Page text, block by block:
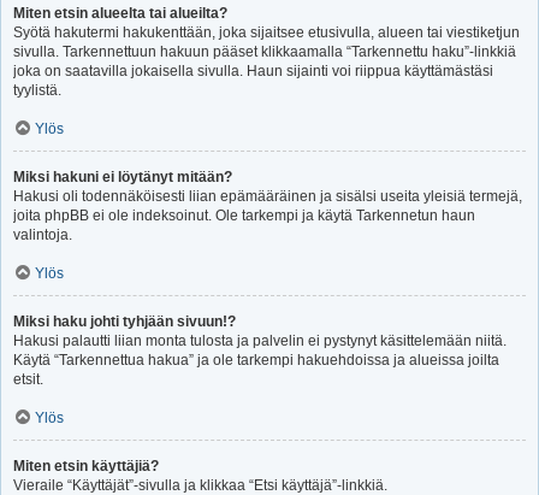
Miten etsin alueelta tai alueilta?
Syötä hakutermi hakukenttään, joka sijaitsee etusivulla, alueen tai viestiketjun
sivulla. Tarkennettuun hakuun pääset klikkaamalla “Tarkennettu haku”-linkkiä
joka on saatavilla jokaisella sivulla. Haun sijainti voi riippua käyttämästäsi
tyylistä.
Ylös
Miksi hakuni ei löytänyt mitään?
Hakusi oli todennäköisesti liian epämääräinen ja sisälsi useita yleisiä termejä,
joita phpBB ei ole indeksoinut. Ole tarkempi ja käytä Tarkennetun haun
valintoja.
Ylös
Miksi haku johti tyhjään sivuun!?
Hakusi palautti liian monta tulosta ja palvelin ei pystynyt käsittelemään niitä.
Käytä “Tarkennettua hakua” ja ole tarkempi hakuehdoissa ja alueissa joilta
etsit.
Ylös
Miten etsin käyttäjiä?
Vieraile “Käyttäjät”-sivulla ja klikkaa “Etsi käyttäjä”-linkkiä.